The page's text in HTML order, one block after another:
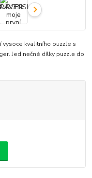
vysoce kvalitního puzzle s
Jedinečné dílky puzzle do